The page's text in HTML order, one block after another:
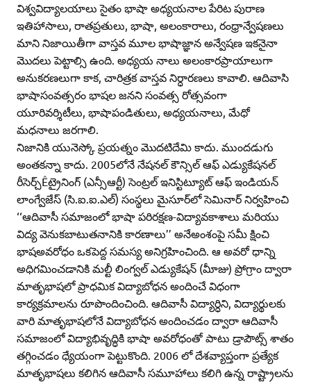
విశ్వవిద్యాలయాలు సైతం భాషా అధ్యయనాల పేరిట పురాణ
ఇతిహాసాలు, రాతప్రతులు, భాషా, అలంకారాలు, రంధ్రాన్వేషణలు
మాని నిజాయితీగా వాస్తవ మూల భాషాజ్ఞాన అన్వేషణ ఇకనైనా
మొదలు పెట్టాల్సి ఉంది. అధ్యయ నాలు అలంకారప్రాయాలుగా
అనుకరణలుగా కాక, చారిత్రక వాస్తవ నిర్ధారణలు కావాలి. ఆదివాసి
భాషాసంవత్సరం భాషల జనని సంవత్స రోత్సవంగా
యూరివర్శిటీలు, భాషాపండితులు, అధ్యయనాలు, మేధో
మధనాలు జరగాలి.
నిజానికి యునెస్కో ప్రయత్నం మొదటిదేమి కాదు. ముందడుగు
అంతకన్నా కాదు. 2005లోనే నేషనల్‌ కౌన్సిల్‌ ఆఫ్‌ ఎడ్యుకేషనల్‌
రీసెర్చ్‌Êట్రైనింగ్‌ (ఎన్సీఆర్టీ) సెంట్రల్‌ ఇనిస్టిట్యూట్‌ ఆఫ్‌ ఇండియన్‌
లాంగ్వేజేస్‌ (సి.ఐ.ఐ.ఎల్‌) సంస్థలు మైసూర్‌లో సెమినార్‌ నిర్వహించి
‘‘ఆదివాసీ సమాజంలో భాషా పరిరక్షణ-విద్యావకాశాలు మరియు
విద్య వెనుకబాటుతనానికి కారణాలు’’ అనేఅంశంపై సమీ క్షించి
భాషఅవరోధం ఒకపెద్ద సమస్య అనిగ్రహించింది. ఆ అవరో ధాన్ని
అధిగమించడానికి మల్టీ లింగ్వల్‌ ఎడ్యుకేషన్‌ (వీూజు) ప్రోగ్రాం ద్వారా
మాతృభాషలో ప్రాధమిక విద్యాబోధన అందించే విధంగా
కార్యక్రమాలను రూపొందించింది. ఆదివాసీ విద్యార్ధిని, విద్యార్థులకు
వారి మాతృభాషలోనే విద్యాబోధన అందించడం ద్వారా ఆదివాసీ
సమాజంలో విద్యాభివృద్ధికి భాషా అవరోధంతో పాటు డ్రాపౌట్స్‌ శాతం
తగ్గించడం ధ్యేయంగా పెట్టుకొంది. 2006 లో దేశవ్యాప్తంగా ప్రత్యేక
మాతృభాషలు కలిగిన ఆదివాసీ సమూహాలు కలిగి ఉన్న రాష్ట్రాలను